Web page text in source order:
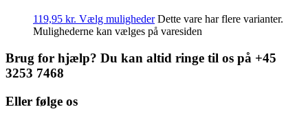
119,95 kr. Vælg muligheder Dette vare har flere varianter.
Mulighederne kan vælges på varesiden
Brug for hjælp? Du kan altid ringe til os på +45
3253 7468
Eller følge os